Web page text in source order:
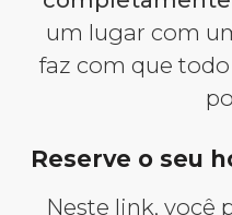
um lugar com
faz com que
Reserve o seu
Neste link, você